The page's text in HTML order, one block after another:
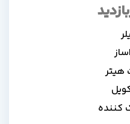
هیتر
کننده